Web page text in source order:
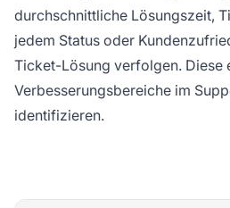
durchschnittliche Lösungszeit,
jedem Status oder
Ticket-Lösung verfolgen. Diese
Verbesserungsbereiche im
identifizieren.